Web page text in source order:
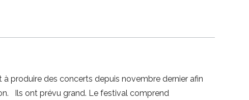
produire des concerts depuis novembre dernier afin
Ils ont prévu grand. Le festival comprend